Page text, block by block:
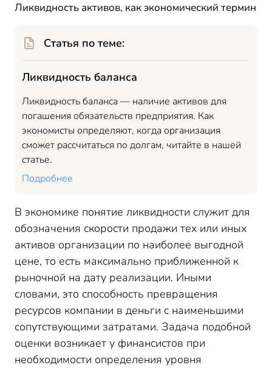
Итоги
Ликвидность активов, как экономический термин
Статья по теме:
Ликвидность баланса
Ликвидность баланса — наличие активов для
погашения обязательств предприятия. Как
экономисты определяют, когда организация
сможет рассчитаться по долгам, читайте в нашей
статье.
Подробнее
В экономике понятие ликвидности служит для
обозначения скорости продажи тех или иных
активов организации по наиболее выгодной
цене, то есть максимально приближенной к
рыночной на дату реализации. Иными
словами, это способность превращения
ресурсов компании в деньги с наименьшими
сопутствующими затратами. Задача подобной
оценки возникает у финансистов при
необходимости определения уровня